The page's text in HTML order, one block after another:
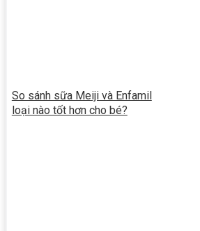
So sánh sữa Meiji và Enfamil
loại nào tốt hơn cho bé?